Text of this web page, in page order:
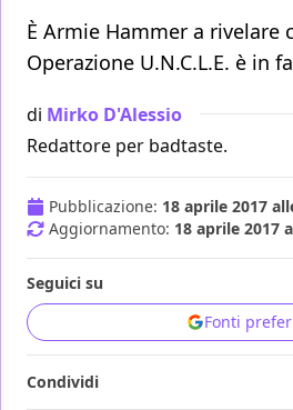
È Armie Hammer a rivelare
Operazione U.N.C.L.E. è in
di Mirko D'Alessio
Redattore per badtaste.
Pubblicazione: 18 aprile 2017
Aggiornamento: 18 aprile 2017
Seguici su
Fonti
Condividi